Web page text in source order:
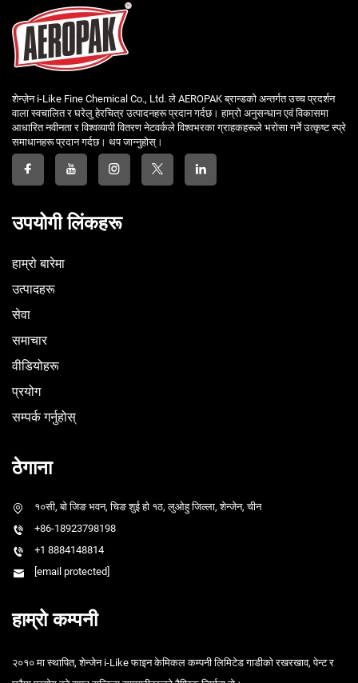
शेन्ज़ेन i-Like Fine Chemical Co., Ltd. ले AEROPAK ब्रान्डको अन्तर्गत उच्च प्रदर्शन
वाला स्वचालित र घरेलु हेरचित्र उत्पादनहरू प्रदान गर्दछ। हाम्रो अनुसन्धान एवं विकासमा
आधारित नवीनता र विश्वव्यापी वितरण नेटवर्कले विश्वभरका ग्राहकहरूले भरोसा गर्ने उत्कृष्ट स्प्रे
समाधानहरू प्रदान गर्दछ। थप जान्नुहोस्।
उपयोगी लिंकहरू
हाम्रो बारेमा
उत्पादहरू
सेवा
समाचार
वीडियोहरू
प्रयोग
सम्पर्क गर्नुहोस्
ठेगाना
१०सी, बो जिङ भवन, चिङ शुई हो १ठ, लुओहु जिल्ला, शेन्जेन, चीन
+86-18923798198
+1 8884148814
[email protected]
हाम्रो कम्पनी
२०१० मा स्थापित, शेन्जेन i-Like फाइन केमिकल कम्पनी लिमिटेड गाडीको रखरखाव, पेन्ट र